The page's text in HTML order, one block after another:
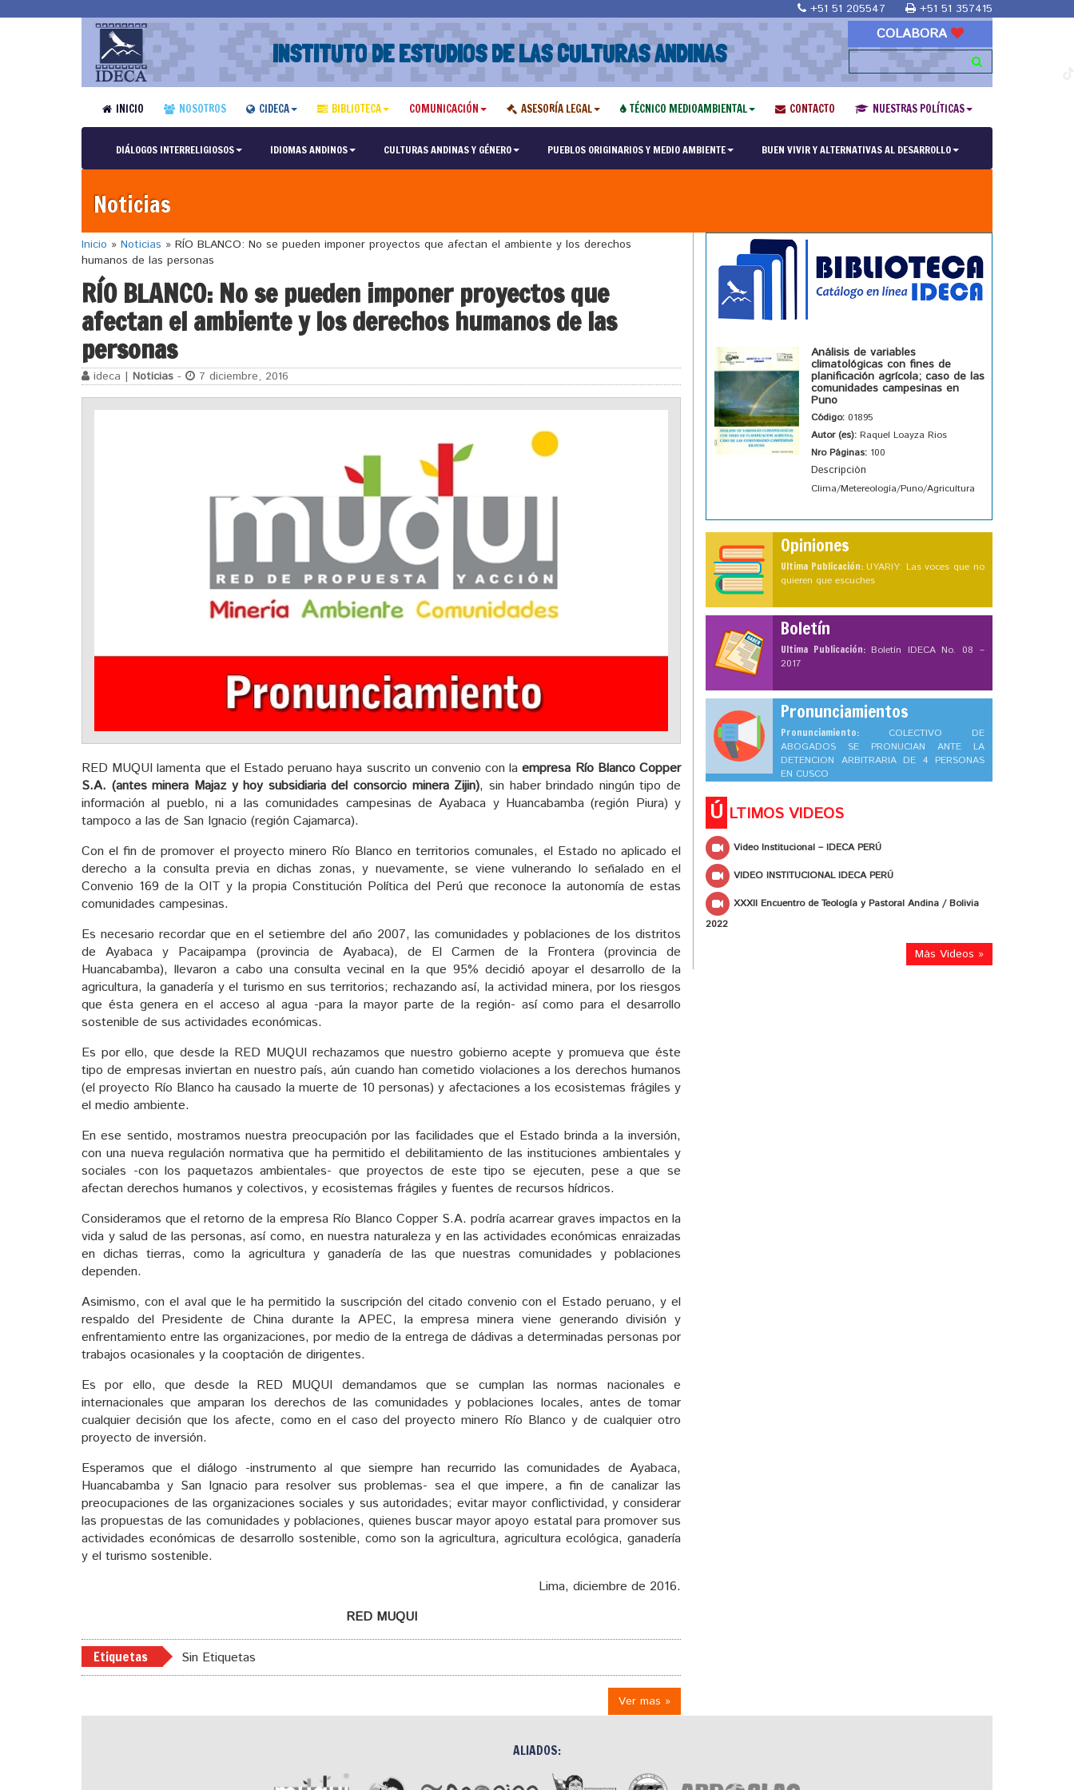
+51 51 205547 +51 51 357415
INSTITUTO DE ESTUDIOS DE LAS CULTURAS ANDINAS
COLABORA
INICIO NOSOTROS CIDECA BIBLIOTECA COMUNICACIÓN ASESORÍA LEGAL TÉCNICO MEDIOAMBIENTAL CONTACTO NUESTRAS POLÍTICAS
DIÁLOGOS INTERRELIGIOSOS IDIOMAS ANDINOS CULTURAS ANDINAS Y GÉNERO PUEBLOS ORIGINARIOS Y MEDIO AMBIENTE BUEN VIVIR Y ALTERNATIVAS AL DESARROLLO
Noticias
Inicio » Noticias » RÍO BLANCO: No se pueden imponer proyectos que afectan el ambiente y los derechos
humanos de las personas
RÍO BLANCO: No se pueden imponer proyectos que
afectan el ambiente y los derechos humanos de las
personas
ideca | Noticias - 7 diciembre, 2016
RED MUQUI lamenta que el Estado peruano haya suscrito un convenio con laempresa Río Blanco Copper
S.A. (antes minera Majaz y hoy subsidiaria del consorcio minera Zijin), sin haber brindado ningún tipo de
información al pueblo, ni a las comunidades campesinas de Ayabaca y Huancabamba (región Piura) y
tampoco a las de San Ignacio (región Cajamarca).
Con el fin de promover el proyecto minero Río Blanco en territorios comunales, el Estado no aplicado el
derecho a la consulta previa en dichas zonas, y nuevamente, se viene vulnerando lo señalado en el
Convenio 169 de la OIT y la propia Constitución Política del Perú que reconoce la autonomía de estas
comunidades campesinas.
Es necesario recordar que en el setiembre del año 2007, las comunidades y poblaciones de los distritos
de Ayabaca y Pacaipampa (provincia de Ayabaca), de El Carmen de la Frontera (provincia de
Huancabamba), llevaron a cabo una consulta vecinal en la que 95% decidió apoyar el desarrollo de la
agricultura, la ganadería y el turismo en sus territorios; rechazando así, la actividad minera, por los riesgos
que ésta genera en el acceso al agua -para la mayor parte de la región- así como para el desarrollo
sostenible de sus actividades económicas.
Es por ello, que desde la RED MUQUI rechazamos que nuestro gobierno acepte y promueva que éste
tipo de empresas inviertan en nuestro país, aún cuando han cometido violaciones a los derechos humanos
(el proyecto Río Blanco ha causado la muerte de 10 personas) y afectaciones a los ecosistemas frágiles y
el medio ambiente.
En ese sentido, mostramos nuestra preocupación por las facilidades que el Estado brinda a la inversión,
con una nueva regulación normativa que ha permitido el debilitamiento de las instituciones ambientales y
sociales -con los paquetazos ambientales- que proyectos de este tipo se ejecuten, pese a que se
afectan derechos humanos y colectivos, y ecosistemas frágiles y fuentes de recursos hídricos.
Consideramos que el retorno de la empresa Río Blanco Copper S.A. podría acarrear graves impactos en la
vida y salud de las personas, así como, en nuestra naturaleza y en las actividades económicas enraizadas
en dichas tierras, como la agricultura y ganadería de las que nuestras comunidades y poblaciones
dependen.
Asimismo, con el aval que le ha permitido la suscripción del citado convenio con el Estado peruano, y el
respaldo del Presidente de China durante la APEC, la empresa minera viene generando división y
enfrentamiento entre las organizaciones, por medio de la entrega de dádivas a determinadas personas por
trabajos ocasionales y la cooptación de dirigentes.
Es por ello, que desde la RED MUQUI demandamos que se cumplan las normas nacionales e
internacionales que amparan los derechos de las comunidades y poblaciones locales, antes de tomar
cualquier decisión que los afecte, como en el caso del proyecto minero Río Blanco y de cualquier otro
proyecto de inversión.
Esperamos que el diálogo -instrumento al que siempre han recurrido las comunidades de Ayabaca,
Huancabamba y San Ignacio para resolver sus problemas- sea el que impere, a fin de canalizar las
preocupaciones de las organizaciones sociales y sus autoridades; evitar mayor conflictividad, y considerar
las propuestas de las comunidades y poblaciones, quienes buscar mayor apoyo estatal para promover sus
actividades económicas de desarrollo sostenible, como son la agricultura, agricultura ecológica, ganadería
y el turismo sostenible.
Lima, diciembre de 2016.
RED MUQUI
Etiquetas Sin Etiquetas
Ver mas »
Análisis de variables
climatológicas con fines de
planificación agrícola; caso de las
comunidades campesinas en
Puno
Código: 01895
Autor (es): Raquel Loayza Rios
Nro Páginas: 100
Descripción
Clima/Metereología/Puno/Agricultura
Opiniones
Ultima Publicación: UYARIY: Las voces que no
quieren que escuches
Boletín
Ultima Publicación: Boletín IDECA No. 08 –
2017
Pronunciamientos
Pronunciamiento: COLECTIVO DE
ABOGADOS SE PRONUCIAN ANTE LA
DETENCION ARBITRARIA DE 4 PERSONAS
EN CUSCO
Ú LTIMOS VIDEOS
Video Institucional – IDECA PERÚ
VIDEO INSTITUCIONAL IDECA PERÚ
XXXII Encuentro de Teología y Pastoral Andina / Bolivia
2022
Más Videos »
ALIADOS: